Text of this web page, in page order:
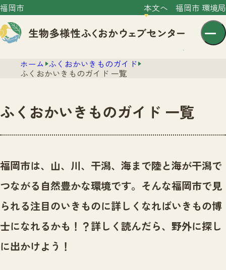
福岡市 本文へ 福岡市 環境局
センター紹介
センター紹介TOP
サイトポリシー
プライバシーポリシー
ニュースTOP
市の取組み
いきものガイド
いきものガイドTOP
注目のいきもの
生物多様性のめぐみ
イベント
いきもの調査隊
調査レポート
ホーム ふくおかいきものガイド
ふくおかいきものガイド 一覧
ふくおかいきものガイド 一覧
福岡市は、山、川、干潟、海まで陸と海が干潟で
つながる自然豊かな環境です。 そんな福岡市で見
られる注目のいきものに詳しくなればいきもの博
士になれるかも！？詳しく読んだら、野外に探し
に出かけよう！